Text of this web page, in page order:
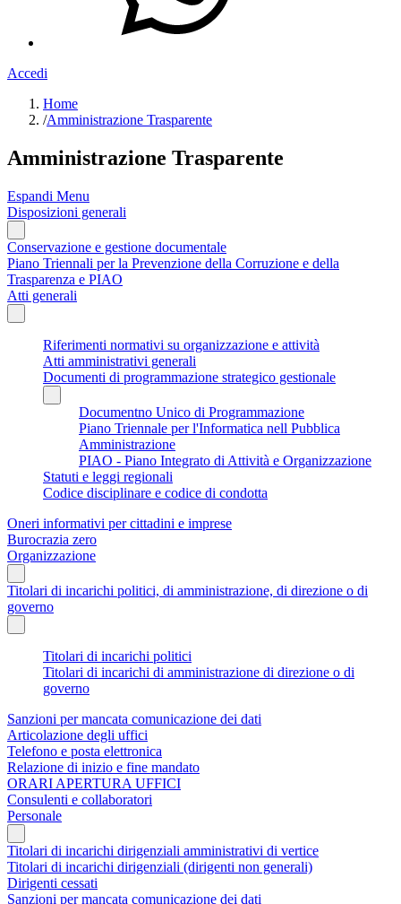
Accedi
Home
/Amministrazione Trasparente
Amministrazione Trasparente
Espandi Menu
Disposizioni generali
Conservazione e gestione documentale
Piano Triennali per la Prevenzione della Corruzione e della
Trasparenza e PIAO
Atti generali
Riferimenti normativi su organizzazione e attività
Atti amministrativi generali
Documenti di programmazione strategico gestionale
Documentno Unico di Programmazione
Piano Triennale per l'Informatica nell Pubblica
Amministrazione
PIAO - Piano Integrato di Attività e Organizzazione
Statuti e leggi regionali
Codice disciplinare e codice di condotta
Oneri informativi per cittadini e imprese
Burocrazia zero
Organizzazione
Titolari di incarichi politici, di amministrazione, di direzione o di
governo
Titolari di incarichi politici
Titolari di incarichi di amministrazione di direzione o di
governo
Sanzioni per mancata comunicazione dei dati
Articolazione degli uffici
Telefono e posta elettronica
Relazione di inizio e fine mandato
ORARI APERTURA UFFICI
Consulenti e collaboratori
Personale
Titolari di incarichi dirigenziali amministrativi di vertice
Titolari di incarichi dirigenziali (dirigenti non generali)
Dirigenti cessati
Sanzioni per mancata comunicazione dei dati